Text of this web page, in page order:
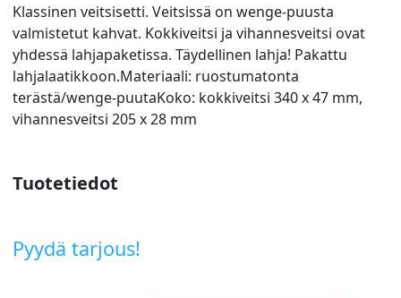
Klassinen veitsisetti. Veitsissä on wenge-puusta
valmistetut kahvat. Kokkiveitsi ja vihannesveitsi ovat
yhdessä lahjapaketissa. Täydellinen lahja! Pakattu
lahjalaatikkoon.Materiaali: ruostumatonta
terästä/wenge-puutaKoko: kokkiveitsi 340 x 47 mm,
vihannesveitsi 205 x 28 mm
Tuotetiedot
Pyydä tarjous!